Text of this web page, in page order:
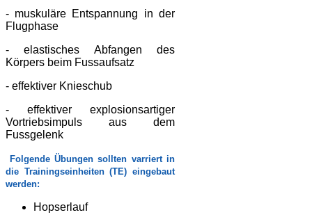
- muskuläre Entspannung in der
Flugphase
- elastisches Abfangen des
Körpers beim Fussaufsatz
- effektiver Knieschub
- effektiver explosionsartiger
Vortriebsimpuls aus dem
Fussgelenk
Folgende Übungen sollten varriert in
die Trainingseinheiten (TE) eingebaut
werden:
Hopserlauf